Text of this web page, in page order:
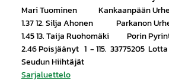
Mari Tuominen Kankaanpään
1.37 12. Silja Ahonen
1.45 13. Taija Ruohomäki
2.46 Poisjäänyt 1 - 115. 33775205
Seudun Hiihtäjät
Sarjaluettelo